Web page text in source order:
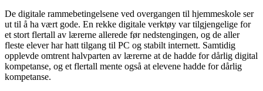
De digitale rammebetingelsene ved overgangen til hjemmeskole ser
ut til å ha vært gode. En rekke digitale verktøy var tilgjengelige for
et stort flertall av lærerne allerede før nedstengingen, og de aller
fleste elever har hatt tilgang til PC og stabilt internett. Samtidig
opplevde omtrent halvparten av lærerne at de hadde for dårlig digital
kompetanse, og et flertall mente også at elevene hadde for dårlig
kompetanse.